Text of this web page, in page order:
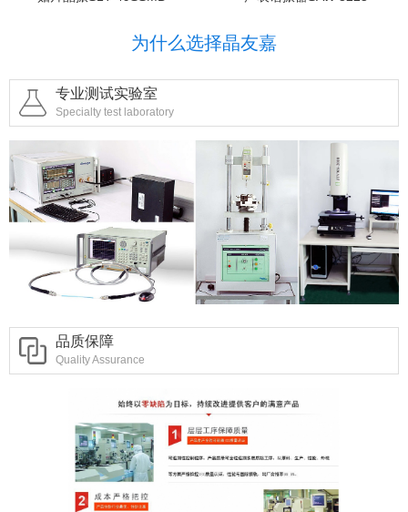
为什么选择晶友嘉
专业测试实验室
Specialty test laboratory
品质保障
Quality Assurance